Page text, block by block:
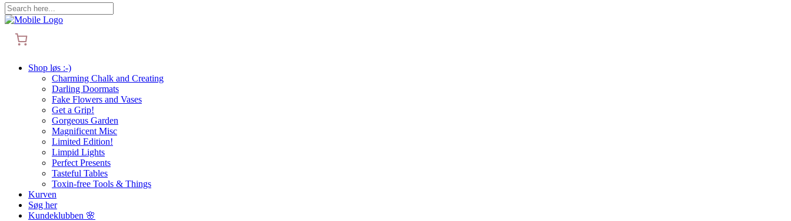
Shop løs :-)
Charming Chalk and Creating
Darling Doormats
Fake Flowers and Vases
Get a Grip!
Gorgeous Garden
Magnificent Misc
Limited Edition!
Limpid Lights
Perfect Presents
Tasteful Tables
Toxin-free Tools & Things
Kurven
Søg her
Kundeklubben 🌸